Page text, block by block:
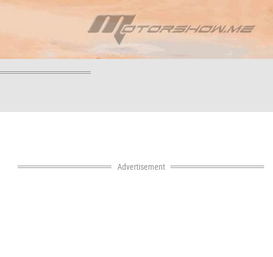
Advertisement